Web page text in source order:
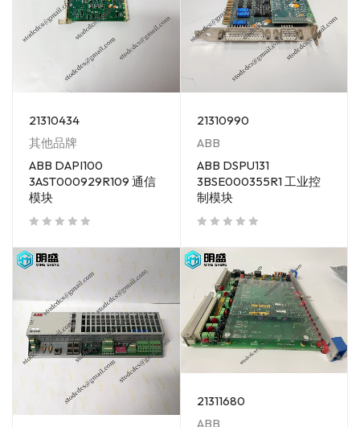
21310434
其他品牌
ABB DAPI100
3AST000929R109 通信
模块
21310990
ABB
ABB DSPU131
3BSE000355R1 工业控
制模块
21311680
ABB